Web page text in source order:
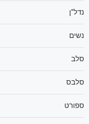
נדל"ן
נשים
סלב
סלבס
ספורט